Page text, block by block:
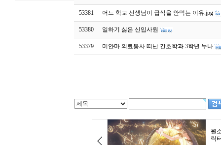
53381 어느 학교 선생님이 급식을 안먹는 이유.jpg
53380 일하기 싫은 신입사원
53379 미얀마 의료봉사 떠난 간호학과 3학년 누나